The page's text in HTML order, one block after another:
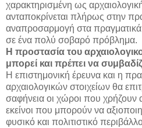
χαρακτηρισμένη ως
ανταποκρίνεται πλήρως στην
αναπροσαρμογή στα
σε ένα πολύ σοβαρό πρόβλημα.
Η προστασία του
μπορεί και πρέπει να
Η επιστημονική έρευνα και η
αρχαιολογικών στοιχείων θα
σαφήνεια οι χώροι που χρήζουν
εκείνοι που μπορούν να
φυσικό και πολιτιστικό